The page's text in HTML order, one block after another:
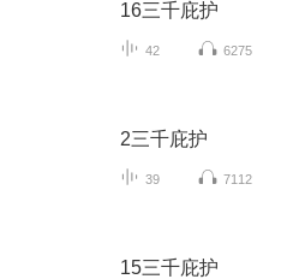
16三千庇护
42 6275
2三千庇护
39 7112
15三千庇护